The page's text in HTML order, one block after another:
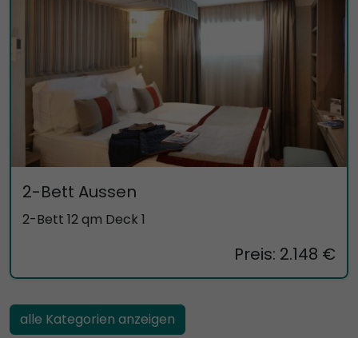
2-Bett Aussen
2-Bett 12 qm Deck 1
Preis: 2.148 €
alle Kategorien anzeigen